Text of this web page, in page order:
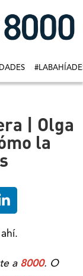
| Olga
la
a 8000. O